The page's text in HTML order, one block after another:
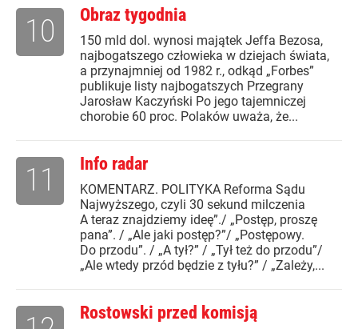
Obraz tygodnia
150 mld dol. wynosi majątek Jeffa Bezosa,
najbogatszego człowieka w dziejach świata,
a przynajmniej od 1982 r., odkąd „Forbes”
publikuje listy najbogatszych Przegrany
Jarosław Kaczyński Po jego tajemniczej
chorobie 60 proc. Polaków uważa, że...
10
Info radar
KOMENTARZ. POLITYKA Reforma Sądu
Najwyższego, czyli 30 sekund milczenia
A teraz znajdziemy ideę”./ „Postęp, proszę
pana”. / „Ale jaki postęp?”/ „Postępowy.
Do przodu”. / „A tył?” / „Tył też do przodu”/
„Ale wtedy przód będzie z tyłu?” / „Zależy,...
11
Rostowski przed komisją